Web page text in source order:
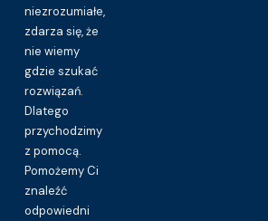
niezrozumiałe,
zdarza się, że
nie wiemy
gdzie szukać
rozwiązań.
Dlatego
przychodzimy
z pomocą.
Pomożemy Ci
znaleźć
odpowiedni